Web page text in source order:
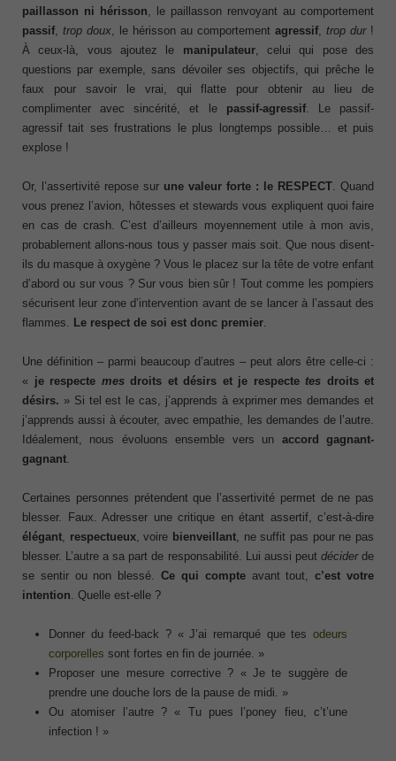
paillasson ni hérisson , le paillasson renvoyant au comportement
passif, trop doux , le hérisson au comportement agressif, trop dur!
À ceux-là, vous ajoutez le manipulateur, celui qui pose des
questions par exemple, sans dévoiler ses objectifs, qui prêche le
faux pour savoir le vrai, qui flatte pour obtenir au lieu de
complimenter avec sincérité, et le passif-agressif. Le passif-
agressif tait ses frustrations le plus longtemps possible… et puis
explose !
Or, l’assertivité repose sur une valeur forte : le RESPECT . Quand
vous prenez l’avion, hôtesses et stewards vous expliquent quoi faire
en cas de crash. C’est d’ailleurs moyennement utile à mon avis,
probablement allons-nous tous y passer mais soit. Que nous disent-
ils du masque à oxygène ? Vous le placez sur la tête de votre enfant
d’abord ou sur vous ? Sur vous bien sûr ! Tout comme les pompiers
sécurisent leur zone d’intervention avant de se lancer à l’assaut des
flammes. Le respect de soi est donc premier
Une définition – parmi beaucoup d’autres – peut alors être celle-ci :
« je respecte mesdroits et désirs et je respecte tes droits et
désirs. » Si tel est le cas, j’apprends à exprimer mes demandes et
j’apprends aussi à écouter, avec empathie, les demandes de l’autre.
Idéalement, nous évoluons ensemble vers un accord gagnant-
gagnant
Certaines personnes prétendent que l’assertivité permet de ne pas
blesser. Faux. Adresser une critique en étant assertif, c’est-à-dire
élégant
respectueux, voire bienveillant , ne suffit pas pour ne pas
blesser. L’autre a sa part de responsabilité. Lui aussi peut déciderde
se sentir ou non blessé.Ce qui compte avant tout,c’est votre
intention . Quelle est-elle ?
Donner du feed-back ? « J’ai remarqué que tes odeurs
corporelles sont fortes en fin de journée. »
Proposer une mesure corrective ? « Je te suggère de
prendre une douche lors de la pause de midi. »
Ou atomiser l’autre ? « Tu pues l’poney fieu, c’t’une
infection ! »